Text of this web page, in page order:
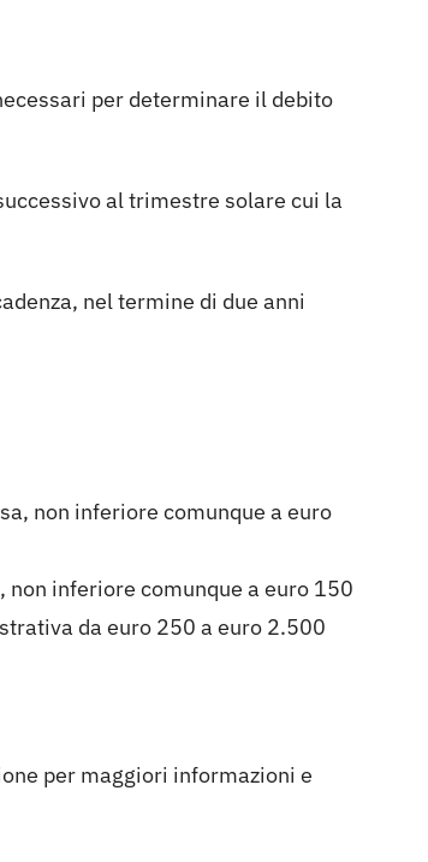
per determinare il debito
al trimestre solare cui la
nel termine di due anni
non inferiore comunque a euro
inferiore comunque a euro 150
da euro 250 a euro 2.500
per maggiori informazioni e